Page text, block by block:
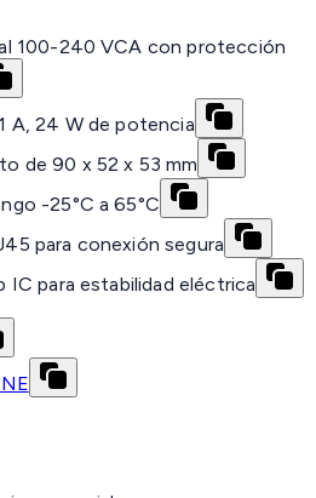
100-240 VCA con protección
A, 24 W de potencia
de 90 x 52 x 53 mm
-25°C a 65°C
para conexión segura
IC para estabilidad eléctrica